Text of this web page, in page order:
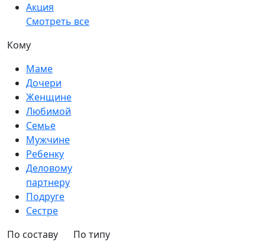
Акция
Смотреть все
Кому
Маме
Дочери
Женщине
Любимой
Семье
Мужчине
Ребенку
Деловому
партнеру
Подруге
Сестре
По составу
По типу